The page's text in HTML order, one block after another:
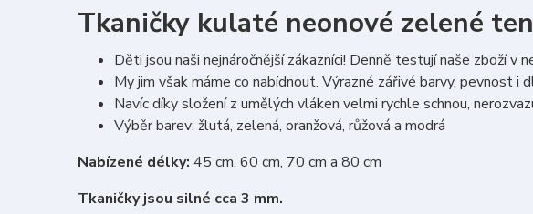
Tkaničky kulaté neonové zelené
Děti jsou naši nejnáročnější zákazníci! Denně testují naše zboží v
My jim však máme co nabídnout. Výrazné zářivé barvy, pevnost i
Navíc díky složení z umělých vláken velmi rychle schnou,
Výběr barev: žlutá, zelená, oranžová, růžová a modrá
Nabízené délky: 45 cm, 60 cm, 70 cm a 80 cm
Tkaničky jsou silné cca 3 mm.